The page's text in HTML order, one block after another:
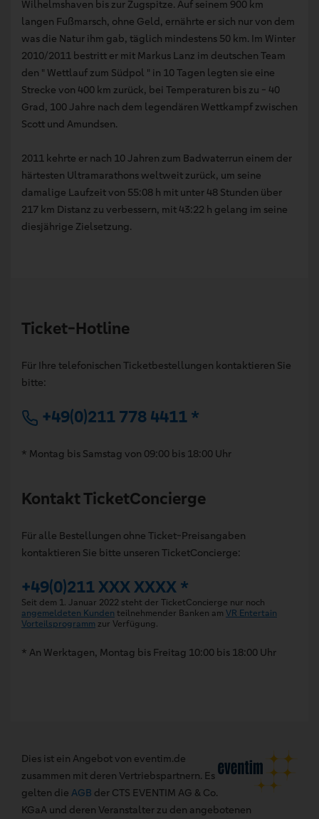
Wilhelmshaven bis zur Zugspitze. Auf seinem 900 km
langen Fußmarsch, ohne Geld, ernährte er sich nur von dem
was die Natur ihm gab, täglich mindestens 50 km. Im Winter
2010/2011 bestritt er mit Markus Lanz im deutschen Team
den " Wettlauf zum Südpol " in 10 Tagen legten sie eine
Strecke von 400 km zurück, bei Temperaturen bis zu - 40
Grad, 100 Jahre nach dem legendären Wettkampf zwischen
Scott und Amundsen.
2011 kehrte er nach 10 Jahren zum Badwaterrun einem der
härtesten Ultramarathons weltweit zurück, um seine
damalige Laufzeit von 55:08 h mit unter 48 Stunden über
217 km Distanz zu verbessern, mit 43:22 h gelang im seine
diesjährige Zielsetzung.
Ticket-Hotline
Für Ihre telefonischen Ticketbestellungen kontaktieren Sie
bitte:
+49(0)211 778 4411 *
* Montag bis Samstag von 09:00 bis 18:00 Uhr
Kontakt TicketConcierge
Für alle Bestellungen ohne Ticket-Preisangaben
kontaktieren Sie bitte unseren TicketConcierge:
+49(0)211 XXX XXXX *
Seit dem 1. Januar 2022 steht der TicketConcierge nur noch
angemeldeten Kunden teilnehmender Banken am VR Entertain
Vorteilsprogramm zur Verfügung.
* An Werktagen, Montag bis Freitag 10:00 bis 18:00 Uhr
Dies ist ein Angebot von eventim.de
zusammen mit deren Vertriebspartnern. Es
gelten die AGB der CTS EVENTIM AG & Co.
KGaA und deren Veranstalter zu den angebotenen